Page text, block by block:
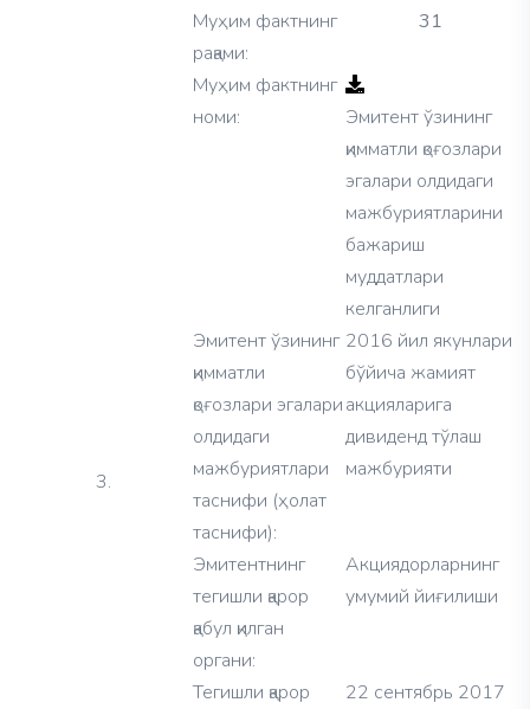
3.
Муҳим фактнинг
рақами:
31
Муҳим фактнинг
номи:
Эмитент ўзининг
қимматли қоғозлари
эгалари олдидаги
мажбуриятларини
бажариш
муддатлари
келганлиги
Эмитент ўзининг
қимматли
қоғозлари эгалари
олдидаги
мажбуриятлари
таснифи (ҳолат
таснифи):
2016 йил якунлари
бўйича жамият
акцияларига
дивиденд тўлаш
мажбурияти
Эмитентнинг
тегишли қарор
қабул қилган
органи:
Акциядорларнинг
умумий йиғилиши
Тегишли қарор
22 сентябрь 2017